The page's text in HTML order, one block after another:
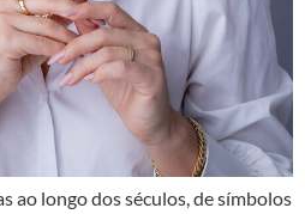
ao longo dos séculos, de símbolos